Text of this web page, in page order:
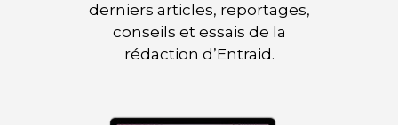
derniers articles, reportages,
conseils et essais de la
rédaction d’Entraid.